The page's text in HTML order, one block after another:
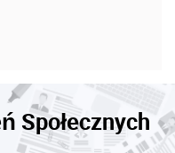
Społecznych